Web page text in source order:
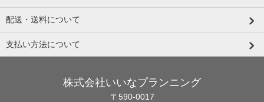
配送・送料について
支払い方法について
株式会社いいなプランニング
〒590-0017